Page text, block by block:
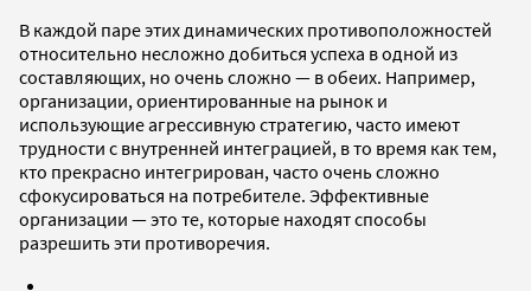
В каждой паре этих динамических противоположностей
относительно несложно добиться успеха в одной из
составляющих, но очень сложно — в обеих. Например,
организации, ориентированные на рынок и
использующие агрессивную стратегию, часто имеют
трудности с внутренней интеграцией, в то время как тем,
кто прекрасно интегрирован, часто очень сложно
сфокусироваться на потребителе. Эффективные
организации — это те, которые находят способы
разрешить эти противоречия.